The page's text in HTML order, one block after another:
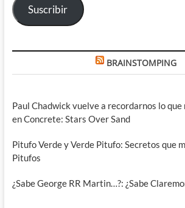
Suscribir
BRAINSTOMPING
Paul Chadwick vuelve a recordarnos lo que
en Concrete: Stars Over Sand
Pitufo Verde y Verde Pitufo: Secretos que
Pitufos
¿Sabe George RR Martin…?: ¿Sabe